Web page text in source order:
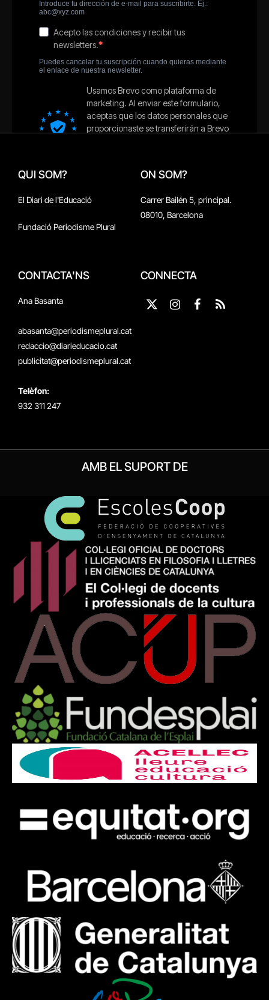
QUI SOM?
El Diari de l'Educació
Fundació Periodisme Plural
ON SOM?
Carrer Bailén 5, principal.
08010, Barcelona
CONTACTA'NS
Ana Basanta
abasanta@periodismeplural.cat
redaccio@diarieducacio.cat
publicitat@periodismeplural.cat
Telèfon:
932 311 247
CONNECTA
X
InstagramFacebook
RSS
AMB EL SUPORT DE